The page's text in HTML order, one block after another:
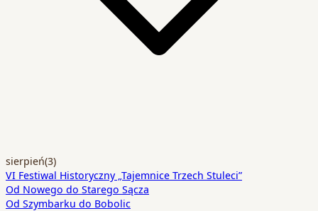
sierpień(3)
VI Festiwal Historyczny „Tajemnice Trzech Stuleci”
Od Nowego do Starego Sącza
Od Szymbarku do Bobolic